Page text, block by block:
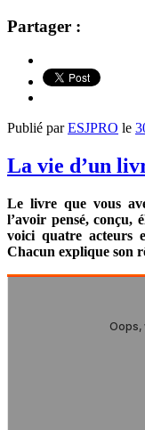
Partager :
Publié parESJPRO le
La vie d’un
Le livre que vous
l’avoir pensé, conçu,
voici quatre acteurs
Chacun explique son